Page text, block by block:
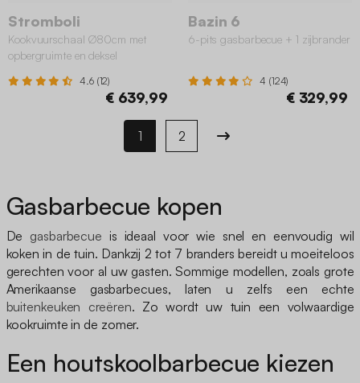
Stromboli
Kookvuurschaal Ø80cm met
opbergruimte en deksel
4.6 (12)
€ 639,99
Bazin 6
6-pits gasbarbecue + 1 zijbrander
4 (124)
€ 329,99
1 2
Gasbarbecue kopen
De gasbarbecue is ideaal voor wie snel en eenvoudig wil
koken in de tuin. Dankzij 2 tot 7 branders bereidt u moeiteloos
gerechten voor al uw gasten. Sommige modellen, zoals grote
Amerikaanse gasbarbecues, laten u zelfs een echte
buitenkeuken creëren. Zo wordt uw tuin een volwaardige
kookruimte in de zomer.
Een houtskoolbarbecue kiezen